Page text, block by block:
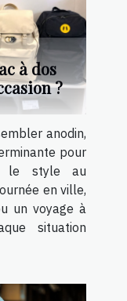
à dos
?
anodin,
pour
le style au
en ville,
un voyage à
situation